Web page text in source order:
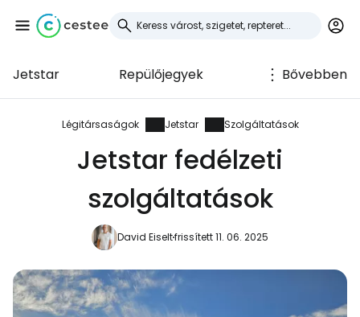
Jetstar Repülőjegyek Bővebben
Légitársaságok Jetstar Szolgáltatások
Jetstar fedélzeti
szolgáltatások
David Eiseltfrissített 11. 06. 2025
Bejelentkezés a
Cestee-be
... az utazási közösség világszerte
Folytatás a Google-lal
Folytatás a Facebookkal